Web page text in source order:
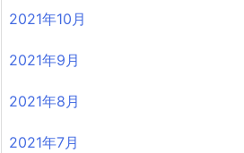
2021年10月
2021年9月
2021年8月
2021年7月